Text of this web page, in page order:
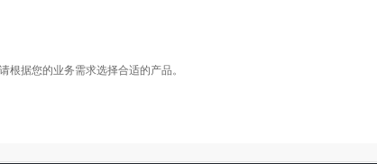
据您的业务需求选择合适的产品。